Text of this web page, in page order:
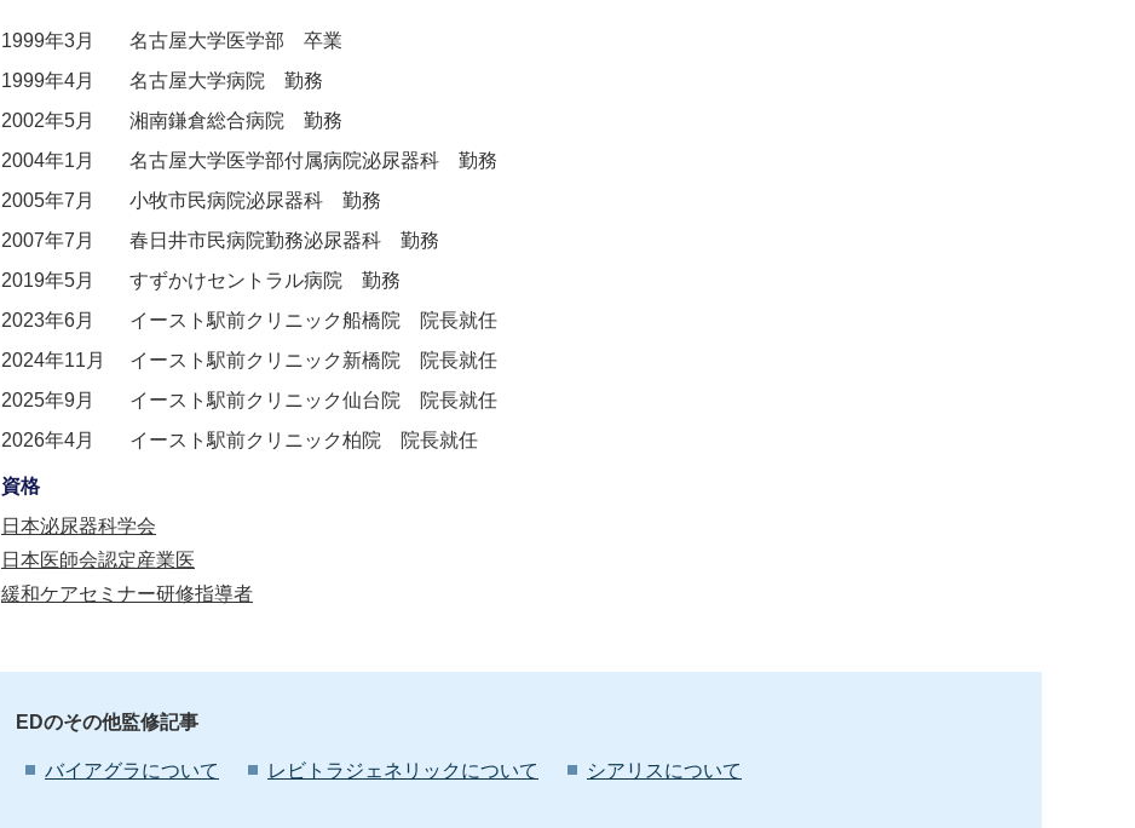
1999年3月
名古屋大学医学部 卒業
1999年4月
名古屋大学病院 勤務
2002年5月
湘南鎌倉総合病院 勤務
2004年1月
名古屋大学医学部付属病院泌尿器科 勤務
2005年7月
小牧市民病院泌尿器科 勤務
2007年7月
春日井市民病院勤務泌尿器科 勤務
2019年5月
すずかけセントラル病院 勤務
2023年6月
イースト駅前クリニック船橋院 院長就任
2024年11月
イースト駅前クリニック新橋院 院長就任
2025年9月
イースト駅前クリニック仙台院 院長就任
2026年4月
イースト駅前クリニック柏院 院長就任
資格
日本泌尿器科学会
日本医師会認定産業医
緩和ケアセミナー研修指導者
EDのその他監修記事
バイアグラについて レビトラジェネリックについて シアリスについて